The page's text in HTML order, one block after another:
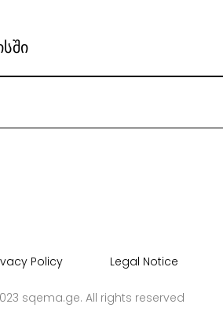
Policy Legal Notice
sqema.ge. All rights reserved